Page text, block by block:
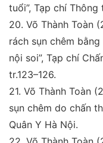
tuổi”, Tạp chí Thông
20. Võ Thành Toàn
rách sụn chêm
nội soi”, Tạp chí
tr.123–126.
21. Võ Thành Toàn
sụn chêm do chấn
Quân Y Hà Nội.